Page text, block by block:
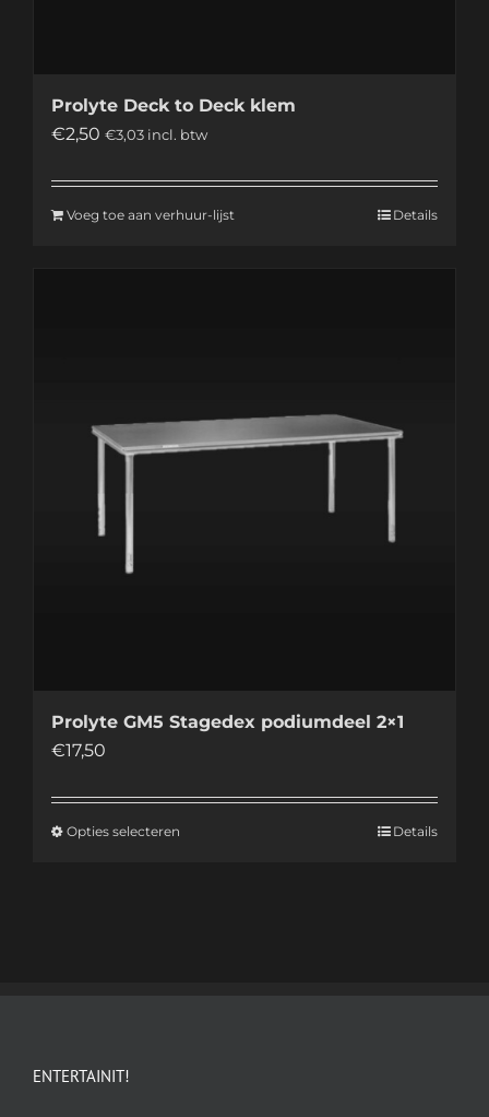
Prolyte Deck to Deck klem
€2,50 €3,03 incl. btw
Voeg toe aan verhuur-lijst Details
Prolyte GM5 Stagedex podiumdeel 2×1
€17,50
Opties selecteren Details
ENTERTAINIT!